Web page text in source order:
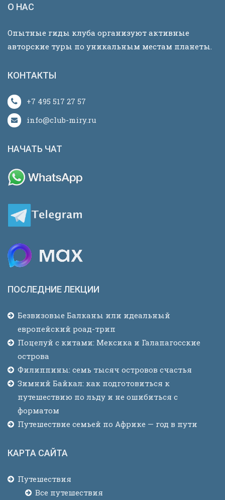
О НАС
Опытные гиды клуба организуют активные
авторские туры по уникальным местам планеты.
КОНТАКТЫ
+7 495 517 27 57
info@club-miry.ru
НАЧАТЬ ЧАТ
ПОСЛЕДНИЕ ЛЕКЦИИ
Безвизовые Балканы или идеальный
европейский роад-трип
Поцелуй с китами: Мексика и Галапагосские
острова
Филиппины: семь тысяч островов счастья
Зимний Байкал: как подготовиться к
путешествию по льду и не ошибиться с
форматом
Путешествие семьей по Африке — год в пути
КАРТА САЙТА
Путешествия
Все путешествия